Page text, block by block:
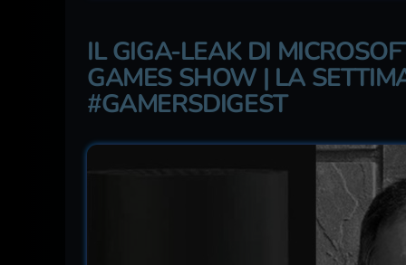
IL GIGA-LEAK DI
GAMES SHOW | LA
#GAMERSDIGEST